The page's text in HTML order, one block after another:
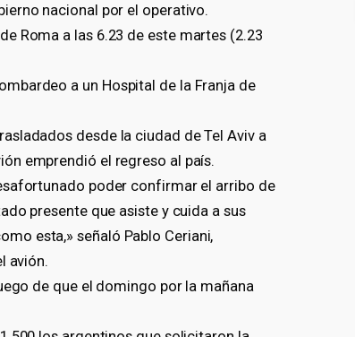
nacional por el operativo.
Roma a las 6.23 de este martes (2.23
a un Hospital de la Franja de
desde la ciudad de Tel Aviv a
emprendió el regreso al país.
poder confirmar el arribo de
presente que asiste y cuida a sus
esta,» señaló Pablo Ceriani,
avión.
de que el domingo por la mañana